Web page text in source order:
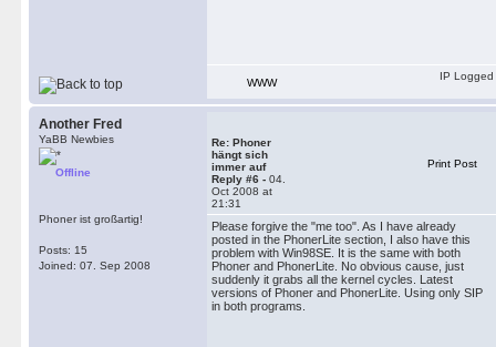
WWW
IP Logged
Another Fred
YaBB Newbies
Offline
Phoner ist großartig!
Posts: 15
Joined: 07. Sep 2008
Re: Phoner
hängt sich
immer auf
Reply #6 - 04.
Oct 2008 at
21:31
Print Post
Please forgive the "me too". As I have already
posted in the PhonerLite section, I also have this
problem with Win98SE. It is the same with both
Phoner and PhonerLite. No obvious cause, just
suddenly it grabs all the kernel cycles. Latest
versions of Phoner and PhonerLite. Using only SIP
in both programs.